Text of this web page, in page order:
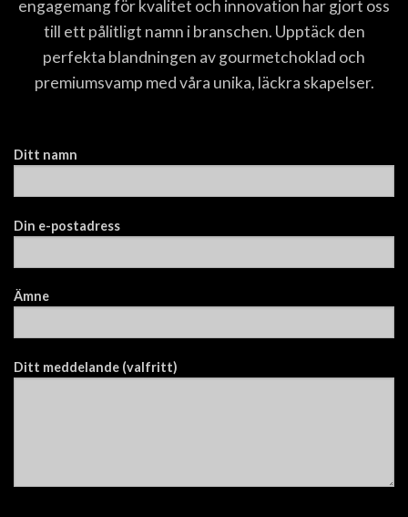
engagemang för kvalitet och innovation har gjort oss
till ett pålitligt namn i branschen. Upptäck den
perfekta blandningen av gourmetchoklad och
premiumsvamp med våra unika, läckra skapelser.
Ditt namn
Din e-postadress
Ämne
Ditt meddelande (valfritt)